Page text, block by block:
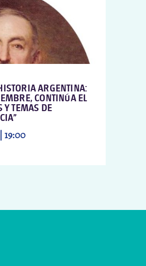
ARGENTINA:
CONTINÚA EL
Y TEMAS DE
19:00